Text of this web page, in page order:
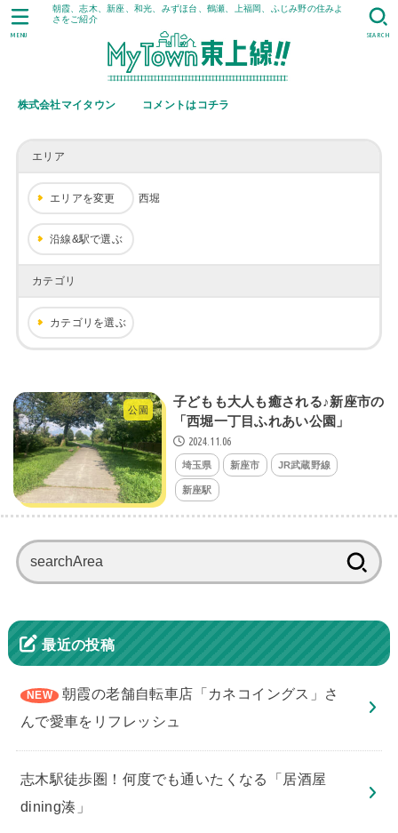
朝霞、志木、新座、和光、みずほ台、鶴瀬、上福岡、ふじみ野の住みよ
さをご紹介
株式会社マイタウン コメントはコチラ
SEARCH
MENU
エリア
エリアを変更 西堀
沿線&駅で選ぶ
カテゴリ
カテゴリを選ぶ
公園
子どもも大人も癒される♪新座市の
「西堀一丁目ふれあい公園」
2024.11.06
埼玉県 新座市 JR武蔵野線
新座駅
索:
最近の投稿
朝霞の老舗自転車店「カネコイングス」さ
んで愛車をリフレッシュ
志木駅徒歩圏！何度でも通いたくなる「居酒屋
dining湊」